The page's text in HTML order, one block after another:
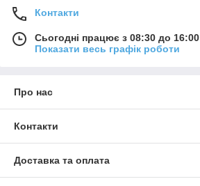
Контакти
Сьогодні працює з 08:30 до 16:00
Показати весь графік роботи
Про нас
Контакти
Доставка та оплата